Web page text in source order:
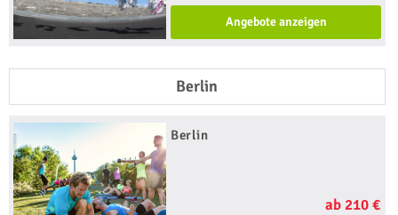
Angebote anzeigen
Berlin
Berlin
ab 210 €